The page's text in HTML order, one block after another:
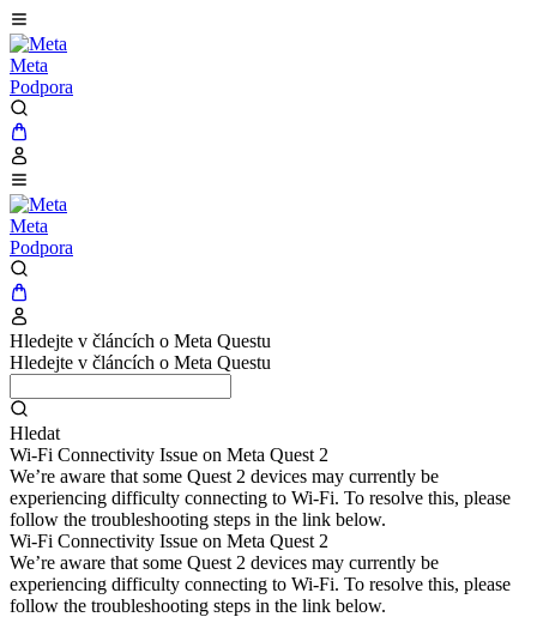
Meta
Podpora
Meta
Podpora
Hledejte v článcích o Meta Questu
Hledejte v článcích o Meta Questu
Hledat
Wi-Fi Connectivity Issue on Meta Quest 2
We’re aware that some Quest 2 devices may currently be
experiencing difficulty connecting to Wi-Fi. To resolve this, please
follow the troubleshooting steps in the link below.
Wi-Fi Connectivity Issue on Meta Quest 2
We’re aware that some Quest 2 devices may currently be
experiencing difficulty connecting to Wi-Fi. To resolve this, please
follow the troubleshooting steps in the link below.